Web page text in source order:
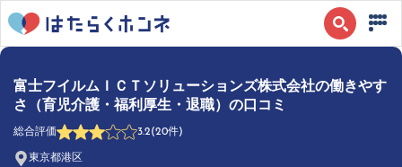
富士フイルムＩＣＴソリューションズ株式会社の働きやす
さ（育児介護・福利厚生・退職）の口コミ
総合評価 3.2(20件)
東京都港区